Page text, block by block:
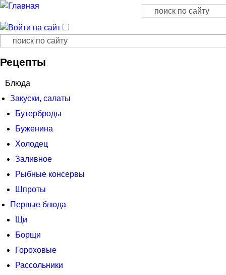
Форма поиска
Поиск
Форма поиска
Поиск
Рецепты
Блюда
Закуски, салаты
Бутерброды
Буженина
Холодец
Заливное
Рыбные консервы
Шпроты
Первые блюда
Щи
Борщи
Гороховые
Рассольники